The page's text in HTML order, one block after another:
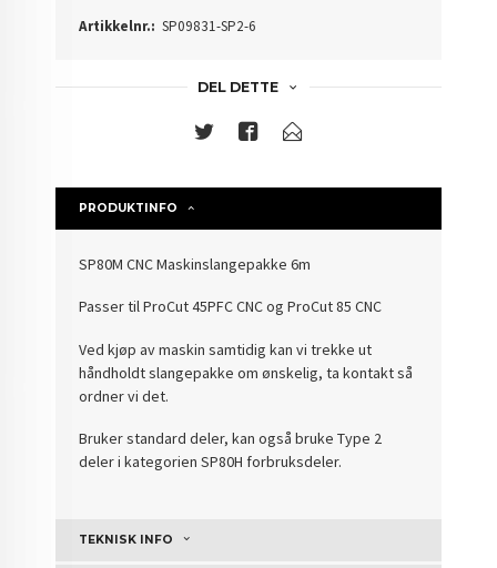
Artikkelnr.: SP09831-SP2-6
DEL DETTE
PRODUKTINFO
SP80M CNC Maskinslangepakke 6m
Passer til ProCut 45PFC CNC og ProCut 85 CNC
Ved kjøp av maskin samtidig kan vi trekke ut
håndholdt slangepakke om ønskelig, ta kontakt så
ordner vi det.
Bruker standard deler, kan også bruke Type 2
deler i kategorien SP80H forbruksdeler.
TEKNISK INFO